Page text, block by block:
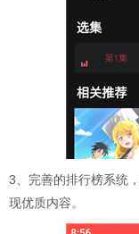
3、完善的排行榜系统
现优质内容。